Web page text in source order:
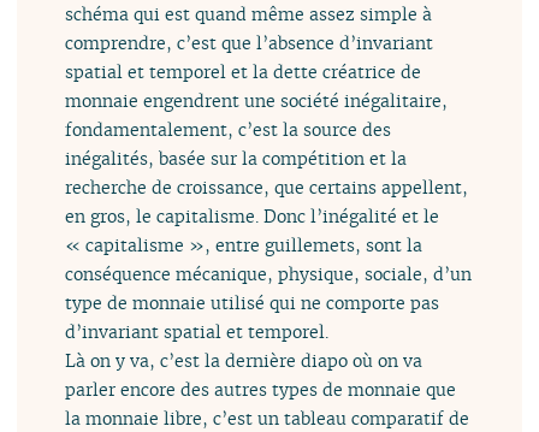
schéma qui est quand même assez simple à
comprendre, c’est que l’absence d’invariant
spatial et temporel et la dette créatrice de
monnaie engendrent une société inégalitaire,
fondamentalement, c’est la source des
inégalités, basée sur la compétition et la
recherche de croissance, que certains appellent,
en gros, le capitalisme. Donc l’inégalité et le
« capitalisme », entre guillemets, sont la
conséquence mécanique, physique, sociale, d’un
type de monnaie utilisé qui ne comporte pas
d’invariant spatial et temporel.
Là on y va, c’est la dernière diapo où on va
parler encore des autres types de monnaie que
la monnaie libre, c’est un tableau comparatif de